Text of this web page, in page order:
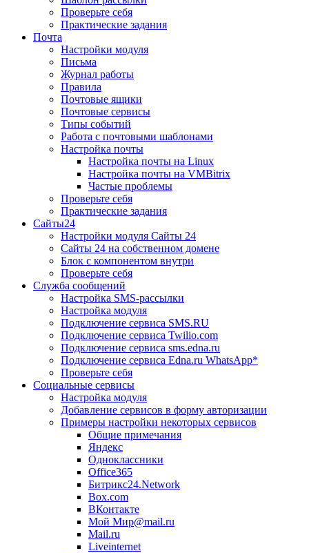
Проверьте себя
Практические задания
Почта
Настройки модуля
Письма
Журнал работы
Правила
Почтовые ящики
Почтовые сервисы
Типы событий
Работа с почтовыми шаблонами
Настройка почты
Настройка почты на Linux
Настройка почты на VMBitrix
Частые проблемы
Проверьте себя
Практические задания
Сайты24
Настройки модуля Сайты 24
Сайты 24 на собственном домене
Блок с компонентом внутри
Проверьте себя
Служба сообщений
Настройка SMS-рассылки
Настройка модуля
Подключение сервиса SMS.RU
Подключение сервиса Twilio.com
Подключение сервиса sms.edna.ru
Подключение сервиса Edna.ru WhatsApp*
Проверьте себя
Социальные сервисы
Настройка модуля
Добавление сервисов в форму авторизации
Примеры настройки некоторых сервисов
Общие примечания
Яндекс
Одноклассники
Office365
Битрикс24.Network
Box.com
ВКонтакте
Мой Мир@mail.ru
Mail.ru
Liveinternet